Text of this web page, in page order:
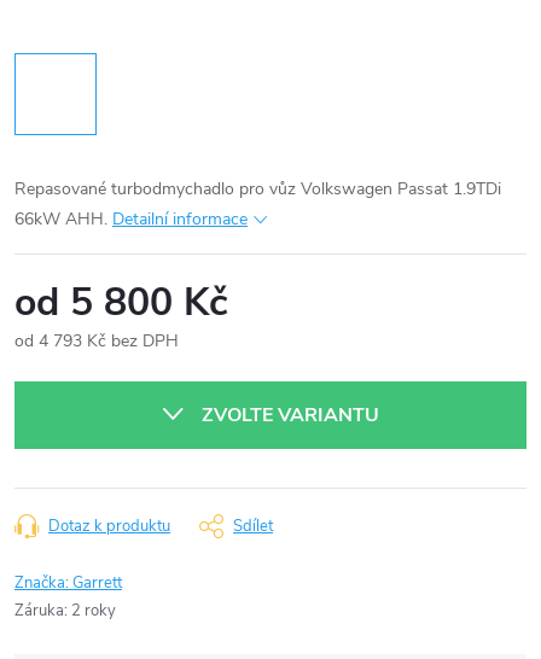
Repasované turbodmychadlo pro vůz Volkswagen Passat 1.9TDi
66kW AHH. Detailní informace
od 5 800 Kč
od 4 793 Kč bez DPH
ZVOLTE VARIANTU
Dotaz k produktu Sdílet
Značka:Garrett
Záruka: 2 roky